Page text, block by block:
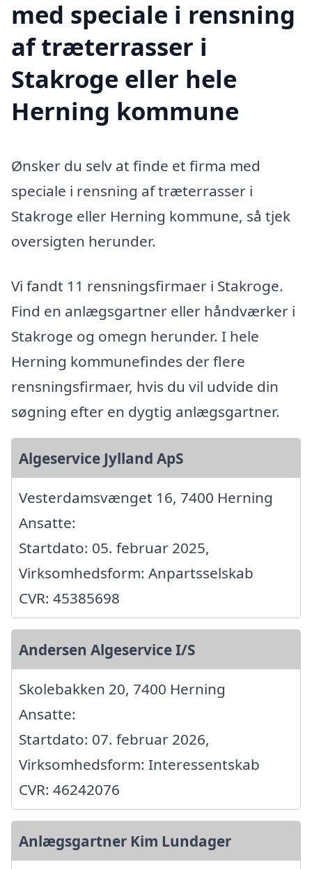
med speciale i rensning
af træterrasser i
Stakroge eller hele
Herning kommune
Ønsker du selv at finde et firma med
speciale i rensning af træterrasser i
Stakroge eller Herning kommune, så tjek
oversigten herunder.
Vi fandt 11 rensningsfirmaer i Stakroge.
Find en anlægsgartner eller håndværker i
Stakroge og omegn herunder. I hele
Herning kommunefindes der flere
rensningsfirmaer, hvis du vil udvide din
søgning efter en dygtig anlægsgartner.
Algeservice Jylland ApS
Vesterdamsvænget 16, 7400 Herning
Ansatte:
Startdato: 05. februar 2025,
Virksomhedsform: Anpartsselskab
CVR: 45385698
Andersen Algeservice I/S
Skolebakken 20, 7400 Herning
Ansatte:
Startdato: 07. februar 2026,
Virksomhedsform: Interessentskab
CVR: 46242076
Anlægsgartner Kim Lundager